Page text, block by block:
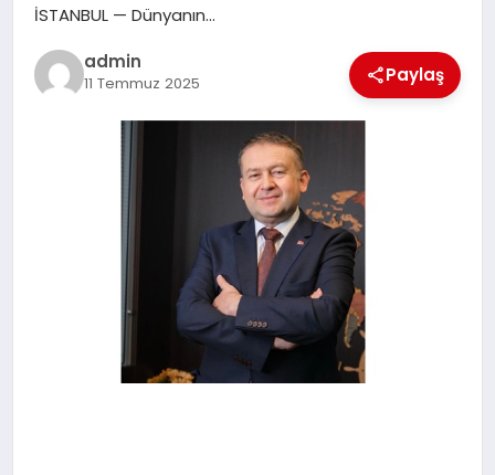
İSTANBUL — Dünyanın…
admin
11 Temmuz 2025 Paylaş